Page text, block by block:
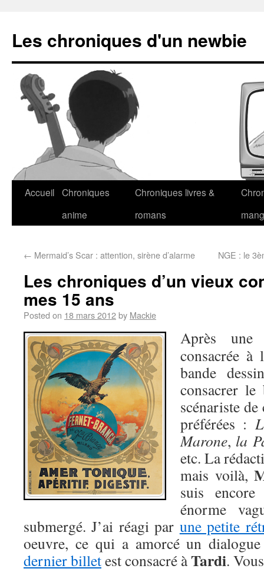
Les chroniques d'un newbie
Accueil Chroniques
anime
Chroniques livres &
romans
← Mermaid’s Scar : attention, sirène d’alarme NGE : le
Les chroniques d’un vieux
mes 15 ans
Posted on 18 mars 2012by Mackie
Après
consacrée
bande
consacrer
scénariste
préférées :
Marone, la
etc. La
mais voilà,
suis
énorme
submergé. J’ai réagi par une petite
oeuvre, ce qui a amorcé un
dernier billetest consacré àTardi.